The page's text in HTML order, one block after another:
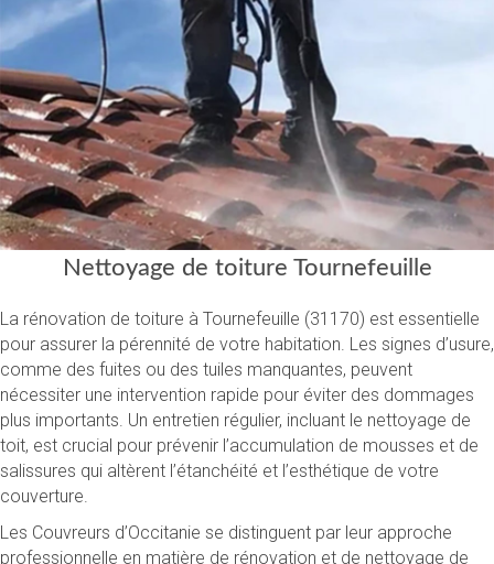
Nettoyage de toiture Tournefeuille
La rénovation de toiture à Tournefeuille (31170) est essentielle
pour assurer la pérennité de votre habitation. Les signes d’usure,
comme des fuites ou des tuiles manquantes, peuvent
nécessiter une intervention rapide pour éviter des dommages
plus importants. Un entretien régulier, incluant le nettoyage de
toit, est crucial pour prévenir l’accumulation de mousses et de
salissures qui altèrent l’étanchéité et l’esthétique de votre
couverture.
Les Couvreurs d’Occitanie se distinguent par leur approche
professionnelle en matière de rénovation et de nettoyage de